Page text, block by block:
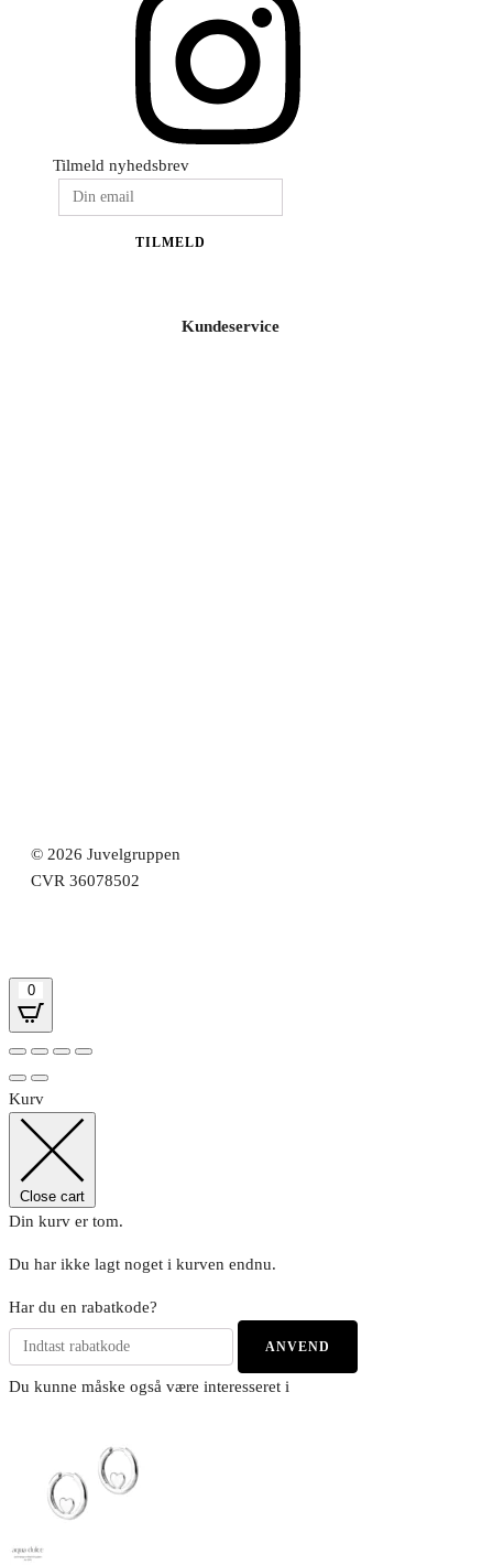
Tilmeld nyhedsbrev
TILMELD
Kundeservice
© 2026 Juvelgruppen
CVR 36078502
0
Kurv
Close cart
Din kurv er tom.
Du har ikke lagt noget i kurven endnu.
Har du en rabatkode?
ANVEND
Du kunne måske også være interesseret i